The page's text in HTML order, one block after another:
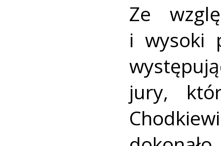
Ze
i wysoki
jury,